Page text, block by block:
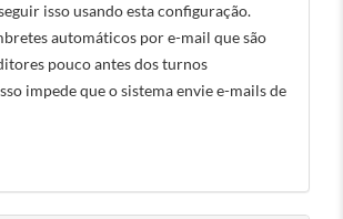
isso usando esta configuração.
automáticos por e-mail que são
pouco antes dos turnos
impede que o sistema envie e-mails de